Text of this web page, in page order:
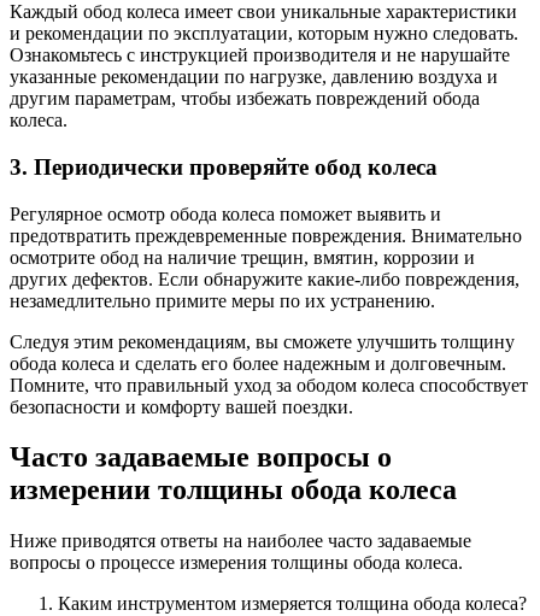
Каждый обод колеса имеет свои уникальные характеристики
и рекомендации по эксплуатации, которым нужно следовать.
Ознакомьтесь с инструкцией производителя и не нарушайте
указанные рекомендации по нагрузке, давлению воздуха и
другим параметрам, чтобы избежать повреждений обода
колеса.
3. Периодически проверяйте обод колеса
Регулярное осмотр обода колеса поможет выявить и
предотвратить преждевременные повреждения. Внимательно
осмотрите обод на наличие трещин, вмятин, коррозии и
других дефектов. Если обнаружите какие-либо повреждения,
незамедлительно примите меры по их устранению.
Следуя этим рекомендациям, вы сможете улучшить толщину
обода колеса и сделать его более надежным и долговечным.
Помните, что правильный уход за ободом колеса способствует
безопасности и комфорту вашей поездки.
Часто задаваемые вопросы о
измерении толщины обода колеса
Ниже приводятся ответы на наиболее часто задаваемые
вопросы о процессе измерения толщины обода колеса.
Каким инструментом измеряется толщина обода колеса?